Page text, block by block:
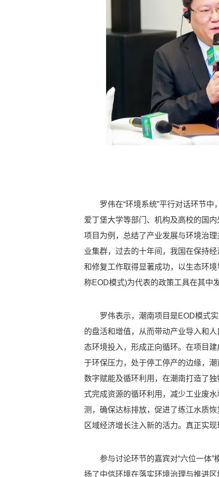
罗伟在“环境系统”平行对话环节
爱丁堡大学等部门、机构及高校的国
项目为例，总结了产业发展与环境治
业集群，过去的十年间，我国在保持
和修复工作取得显著成功，以生态环
称EOD模式)为代表的政策工具在其中
罗伟表示，潮南项目是EOD模式
的盘活和增值，从而带动产业导入和
态环境投入，形成正向循环。在项目
于环保压力，处于停工停产的边缘，
数字赋能及循环利用，在潮南打造了
式完成资源的循环利用，减少工业废
测，确保达标排放，促进了练江水质
区域经济增长注入新的活力。真正实
参与讨论环节的嘉宾对“六位一体
扬了中信环境在落实环境治理与推进